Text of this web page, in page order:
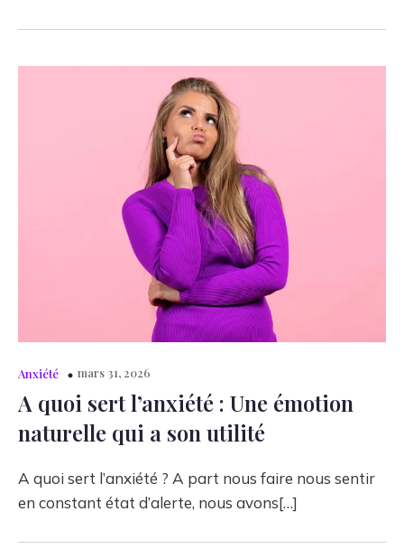
Anxiété mars 31, 2026
A quoi sert l’anxiété : Une émotion
naturelle qui a son utilité
A quoi sert l’anxiété ? A part nous faire nous sentir
en constant état d’alerte, nous avons[…]